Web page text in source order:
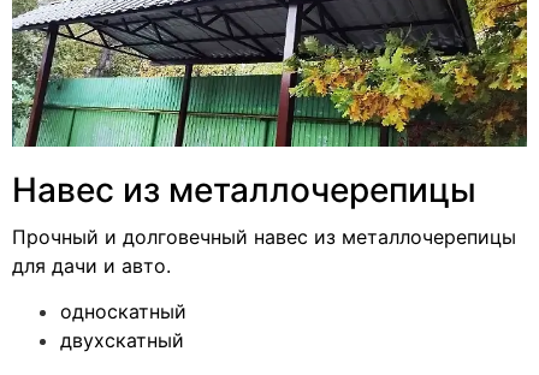
Навес из металлочерепицы
Прочный и долговечный навес из металлочерепицы
для дачи и авто.
односкатный
двухскатный